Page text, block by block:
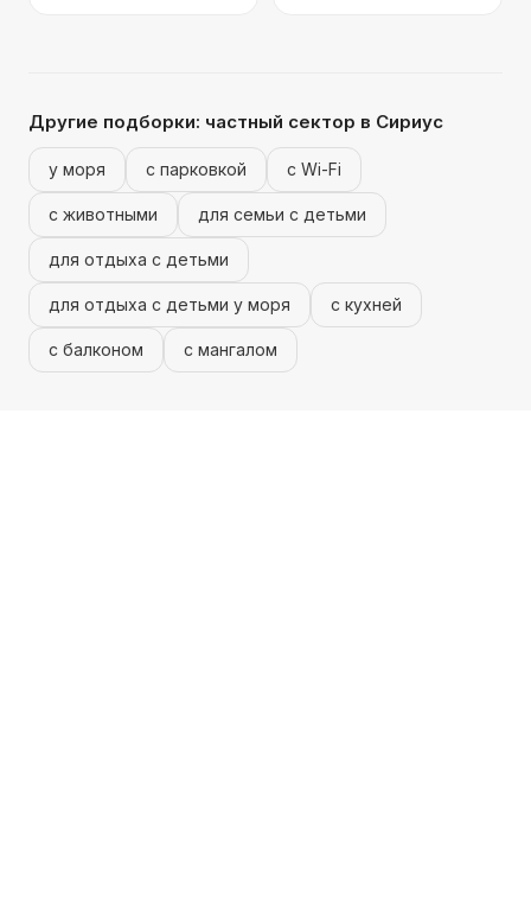
Другие подборки: частный сектор в Сириус
у моря с парковкой с Wi-Fi
с животными для семьи с детьми
для отдыха с детьми
для отдыха с детьми у моря с кухней
с балконом с мангалом